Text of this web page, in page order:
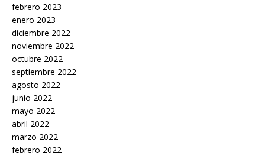
febrero 2023
enero 2023
diciembre 2022
noviembre 2022
octubre 2022
septiembre 2022
agosto 2022
junio 2022
mayo 2022
abril 2022
marzo 2022
febrero 2022